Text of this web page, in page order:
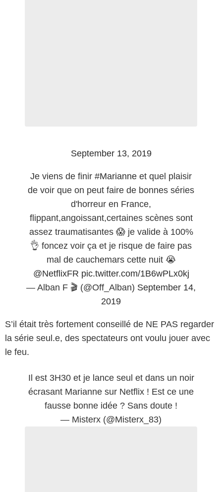
September 13, 2019
Je viens de finir #Marianne et quel plaisir
de voir que on peut faire de bonnes séries
d'horreur en France,
flippant,angoissant,certaines scènes sont
assez traumatisantes 😱 je valide à 100%
👌 foncez voir ça et je risque de faire pas
mal de cauchemars cette nuit 😭
@NetflixFR pic.twitter.com/1B6wPLx0kj
— Alban F 🎬 (@Off_Alban) September 14,
2019
S’il était très fortement conseillé de NE PAS regarder
la série seul.e, des spectateurs ont voulu jouer avec
le feu.
Il est 3H30 et je lance seul et dans un noir
écrasant Marianne sur Netflix ! Est ce une
fausse bonne idée ? Sans doute !
— Misterx (@Misterx_83)